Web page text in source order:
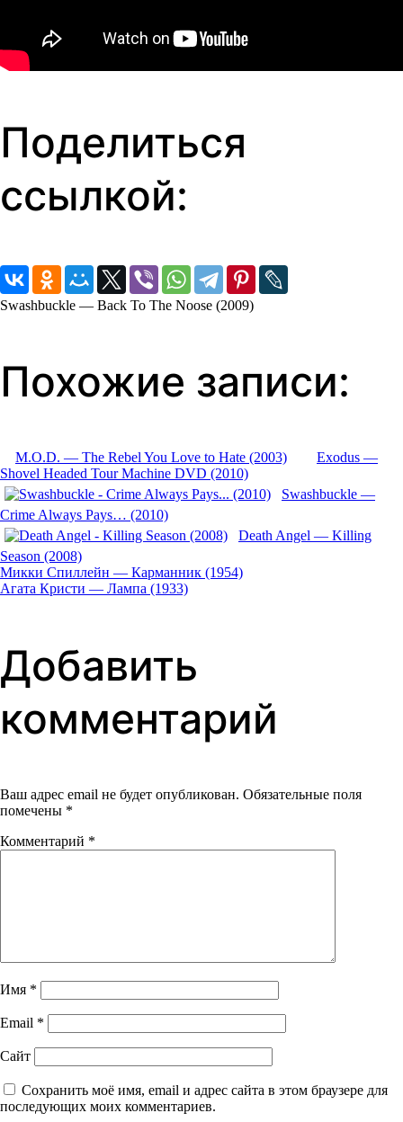
Поделиться
ссылкой:
Swashbuckle — Back To The Noose (2009)
Похожие записи:
M.O.D. — The Rebel You Love to Hate (2003)
Exodus —
Shovel Headed Tour Machine DVD (2010)
Swashbuckle —
Crime Always Pays… (2010)
Death Angel — Killing
Season (2008)
Навигация
по
записям
Микки Спиллейн — Карманник (1954)
Агата Кристи — Лампа (1933)
Добавить
комментарий
Ваш адрес email не будет опубликован. Обязательные поля
помечены *
Комментарий *
Имя *
Email *
Сайт
Сохранить моё имя, email и адрес сайта в этом браузере для
последующих моих комментариев.